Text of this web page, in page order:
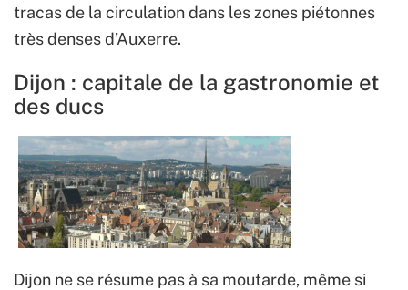
tracas de la circulation dans les zones piétonnes
très denses d’Auxerre.
Dijon : capitale de la gastronomie et
des ducs
Dijon ne se résume pas à sa moutarde, même si